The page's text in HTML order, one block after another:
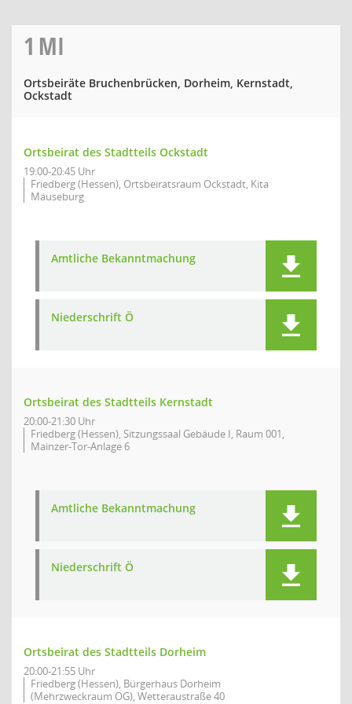
1 MI
Ortsbeiräte Bruchenbrücken, Dorheim, Kernstadt,
Ockstadt
Ortsbeirat des Stadtteils Ockstadt
19:00-20:45 Uhr
Friedberg (Hessen), Ortsbeiratsraum Ockstadt, Kita
Mäuseburg
Amtliche Bekanntmachung
Niederschrift Ö
Ortsbeirat des Stadtteils Kernstadt
20:00-21:30 Uhr
Friedberg (Hessen), Sitzungssaal Gebäude I, Raum 001,
Mainzer-Tor-Anlage 6
Amtliche Bekanntmachung
Niederschrift Ö
Ortsbeirat des Stadtteils Dorheim
20:00-21:55 Uhr
Friedberg (Hessen), Bürgerhaus Dorheim
(Mehrzweckraum OG), Wetteraustraße 40